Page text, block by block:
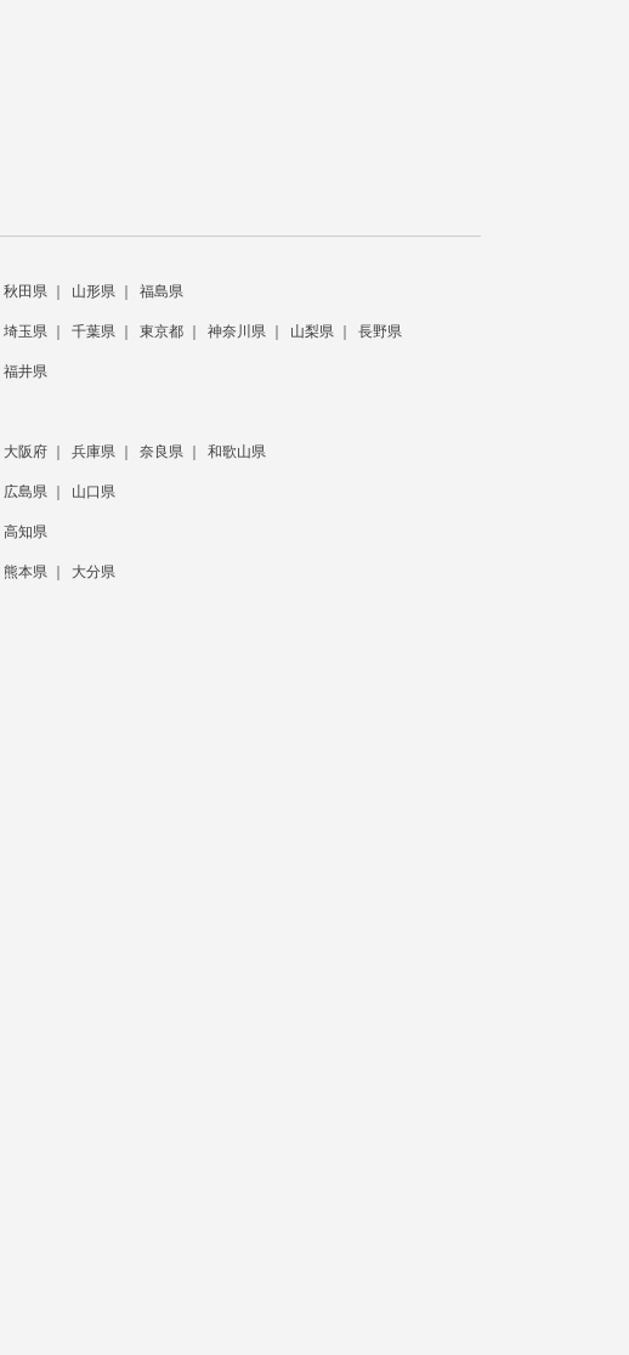
秋田県 山形県 福島県
埼玉県 千葉県 東京都 神奈川県 山梨県 長野県
福井県
大阪府 兵庫県 奈良県 和歌山県
広島県 山口県
高知県
熊本県 大分県